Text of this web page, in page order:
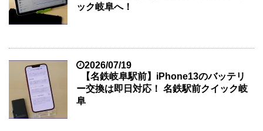
ック岐阜へ！
2026/07/19
【名鉄岐阜駅前】iPhone13のバッテリ
ー交換は即日対応！ 名鉄駅前クイック岐
阜